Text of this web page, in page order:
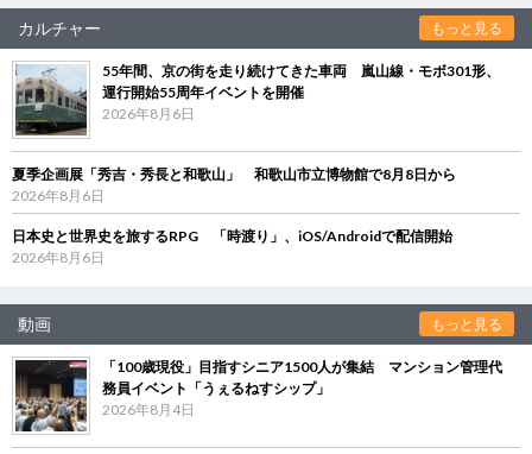
カルチャー もっと見る
55年間、京の街を走り続けてきた車両 嵐山線・モボ301形、
運行開始55周年イベントを開催
2026年8月6日
夏季企画展「秀吉・秀長と和歌山」 和歌山市立博物館で8月8日から
2026年8月6日
日本史と世界史を旅するRPG 「時渡り」、iOS/Androidで配信開始
2026年8月6日
動画 もっと見る
「100歳現役」目指すシニア1500人が集結 マンション管理代
務員イベント「うぇるねすシップ」
2026年8月4日